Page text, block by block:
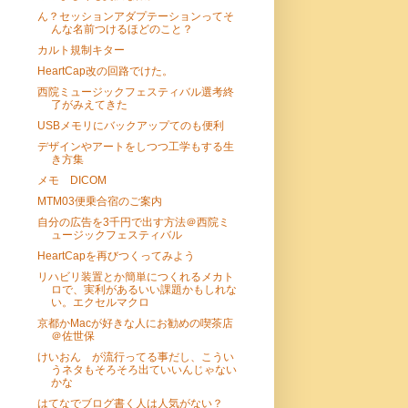
ん？セッションアダプテーションってそ
んな名前つけるほどのこと？
カルト規制キター
HeartCap改の回路でけた。
西院ミュージックフェスティバル選考終
了がみえてきた
USBメモリにバックアップてのも便利
デザインやアートをしつつ工学もする生
き方集
メモ DICOM
MTM03便乗合宿のご案内
自分の広告を3千円で出す方法＠西院ミ
ュージックフェスティバル
HeartCapを再びつくってみよう
リハビリ装置とか簡単につくれるメカト
ロで、実利があるいい課題かもしれな
い。エクセルマクロ
京都かMacが好きな人にお勧めの喫茶店
＠佐世保
けいおん が流行ってる事だし、こうい
うネタもそろそろ出ていいんじゃない
かな
はてなでブログ書く人は人気がない？